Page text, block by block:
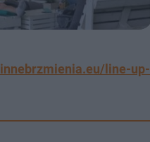
innebrzmienia.eu/line-up-